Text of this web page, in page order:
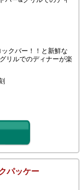
クバー！！と新鮮な
リルでのディナーが楽
パッケー